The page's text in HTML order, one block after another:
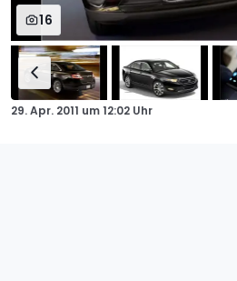
16
29. Apr. 2011 um12:02 Uhr